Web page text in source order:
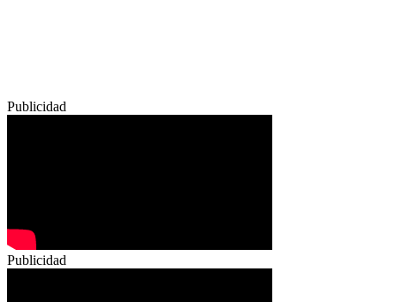
Publicidad
Publicidad